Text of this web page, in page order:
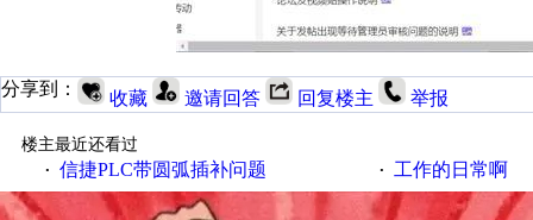
分享到： 收藏 邀请回答 回复楼主 举报
楼主最近还看过
· 信捷PLC带圆弧插补问题 · 工作的日常啊